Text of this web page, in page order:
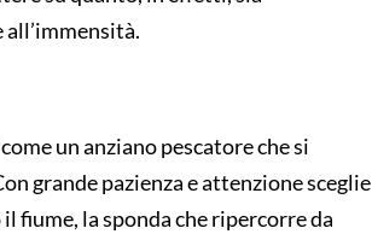
un anziano pescatore che si
grande pazienza e attenzione sceglie
il fiume, la sponda che ripercorre da